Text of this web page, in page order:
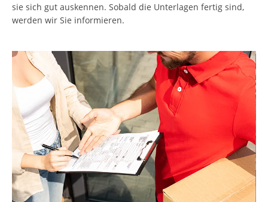
sie sich gut auskennen. Sobald die Unterlagen fertig sind,
werden wir Sie informieren.